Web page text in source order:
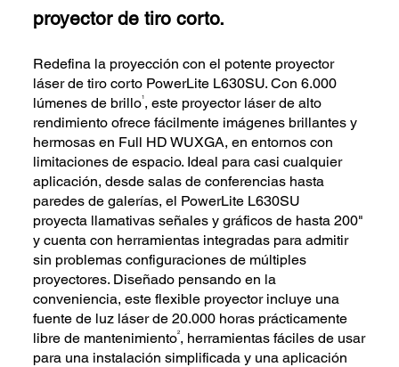
proyector de tiro corto.
Redefina la proyección con el potente proyector
láser de tiro corto PowerLite L630SU. Con 6.000
lúmenes de brillo1, este proyector láser de alto
rendimiento ofrece fácilmente imágenes brillantes y
hermosas en Full HD WUXGA, en entornos con
limitaciones de espacio. Ideal para casi cualquier
aplicación, desde salas de conferencias hasta
paredes de galerías, el PowerLite L630SU
proyecta llamativas señales y gráficos de hasta 200"
y cuenta con herramientas integradas para admitir
sin problemas configuraciones de múltiples
proyectores. Diseñado pensando en la
conveniencia, este flexible proyector incluye una
fuente de luz láser de 20.000 horas prácticamente
libre de mantenimiento2, herramientas fáciles de usar
para una instalación simplificada y una aplicación